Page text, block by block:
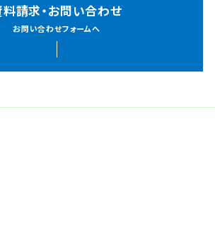
請求・お問い合わせ
お問い合わせフォームへ